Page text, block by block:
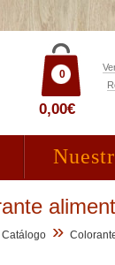
0,00€
0
Catálogo »